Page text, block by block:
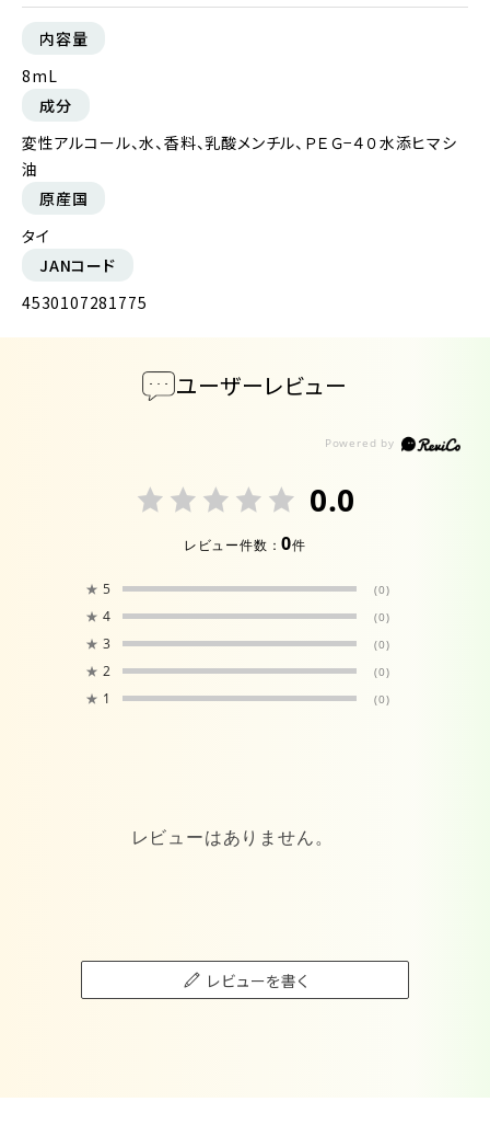
内容量
8mL
成分
変性アルコール、水、香料、乳酸メンチル、ＰＥＧ−４０水添ヒマシ
油
原産国
タイ
JANコード
4530107281775
ユーザーレビュー
0.0
レビュー件数：0件
★ 5 (0)
★ 4 (0)
★ 3 (0)
★ 2 (0)
★ 1 (0)
レビューはありません。
レビューを書く